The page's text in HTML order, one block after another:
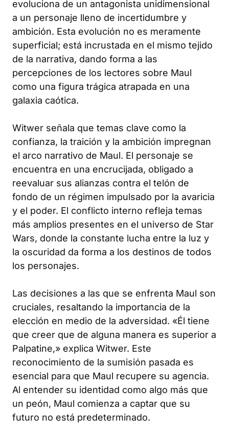
evoluciona de un antagonista unidimensional
a un personaje lleno de incertidumbre y
ambición. Esta evolución no es meramente
superficial; está incrustada en el mismo tejido
de la narrativa, dando forma a las
percepciones de los lectores sobre Maul
como una figura trágica atrapada en una
galaxia caótica.
Witwer señala que temas clave como la
confianza, la traición y la ambición impregnan
el arco narrativo de Maul. El personaje se
encuentra en una encrucijada, obligado a
reevaluar sus alianzas contra el telón de
fondo de un régimen impulsado por la avaricia
y el poder. El conflicto interno refleja temas
más amplios presentes en el universo de Star
Wars, donde la constante lucha entre la luz y
la oscuridad da forma a los destinos de todos
los personajes.
Las decisiones a las que se enfrenta Maul son
cruciales, resaltando la importancia de la
elección en medio de la adversidad. «Él tiene
que creer que de alguna manera es superior a
Palpatine,» explica Witwer. Este
reconocimiento de la sumisión pasada es
esencial para que Maul recupere su agencia.
Al entender su identidad como algo más que
un peón, Maul comienza a captar que su
futuro no está predeterminado.